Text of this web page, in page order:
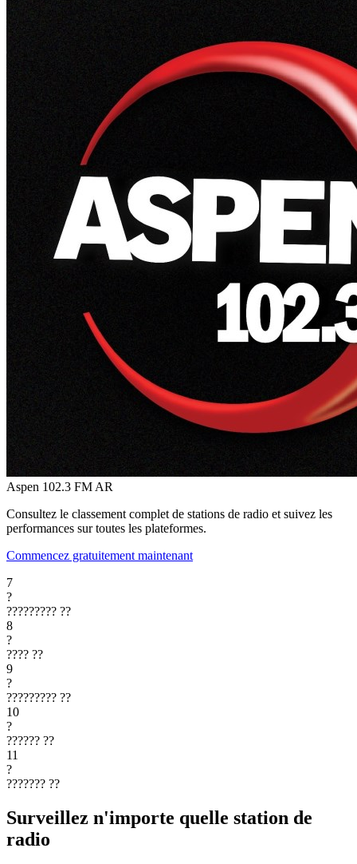
Aspen 102.3 FM AR
Consultez le classement complet de stations de radio et suivez les
performances sur toutes les plateformes.
Commencez gratuitement maintenant
7
?
????????? ??
8
?
???? ??
9
?
????????? ??
10
?
?????? ??
11
?
??????? ??
Surveillez n'importe quelle station de
radio